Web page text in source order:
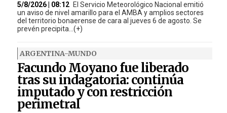
5/8/2026 | 08:12 El Servicio Meteorológico Nacional emitió
un aviso de nivel amarillo para el AMBA y amplios sectores
del territorio bonaerense de cara al jueves 6 de agosto. Se
prevén precipita...(+)
ARGENTINA-MUNDO
Facundo Moyano fue liberado
tras su indagatoria: continúa
imputado y con restricción
perimetral